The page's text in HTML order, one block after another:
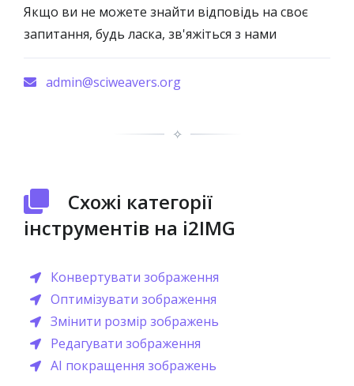
Якщо ви не можете знайти відповідь на своє
запитання, будь ласка, зв'яжіться з нами
admin@sciweavers.org
✧
Схожі категорії
інструментів на i2IMG
Конвертувати зображення
Оптимізувати зображення
Змінити розмір зображень
Редагувати зображення
AI покращення зображень